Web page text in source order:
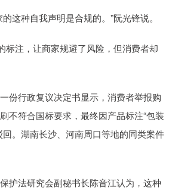
这种自我声明是合规的。”阮光锋说。
标注，让商家规避了风险，但消费者却
份行政复议决定书显示，消费者举报购
不符合国标要求，最终因产品标注“包装
。湖南长沙、河南周口等地的同类案件
护法研究会副秘书长陈音江认为，这种